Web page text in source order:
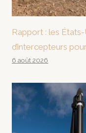
Rapport : les États-
d’intercepteurs
6 août 2026